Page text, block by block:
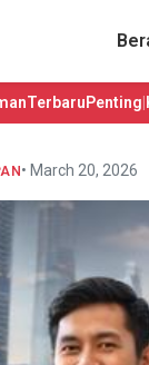
TerbaruPenting
• March 20, 2026